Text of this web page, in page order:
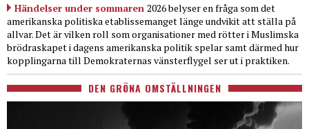
Händelser under sommaren 2026 belyser en fråga som det
amerikanska politiska etablissemanget länge undvikit att ställa på
allvar. Det är vilken roll som organisationer med rötter i Muslimska
brödraskapet i dagens amerikanska politik spelar samt därmed hur
kopplingarna till Demokraternas vänsterflygel ser ut i praktiken.
DEN GRÖNA OMSTÄLLNINGEN